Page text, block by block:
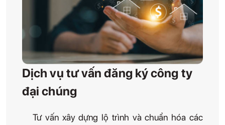
Dịch vụ tư vấn đăng ký công ty
đại chúng
Tư vấn xây dựng lộ trình và chuẩn hóa các